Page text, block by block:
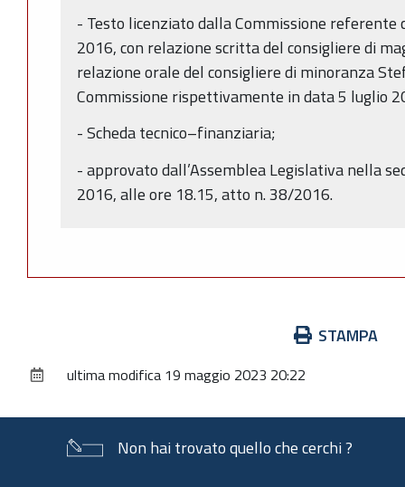
- Testo licenziato dalla Commissione
2016, con relazione scritta del consigliere di
relazione orale del consigliere di minoranza
Commissione rispettivamente in data 5 luglio
- Scheda tecnico–finanziaria;
- approvato dall’Assemblea Legislativa nella
2016, alle ore 18.15, atto n. 38/2016.
documento
STAMPA
ultima modifica 19 maggio 2023 20:22
Non hai trovato quello che cerchi ?